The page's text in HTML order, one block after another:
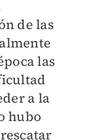
de las
las
a la
hubo